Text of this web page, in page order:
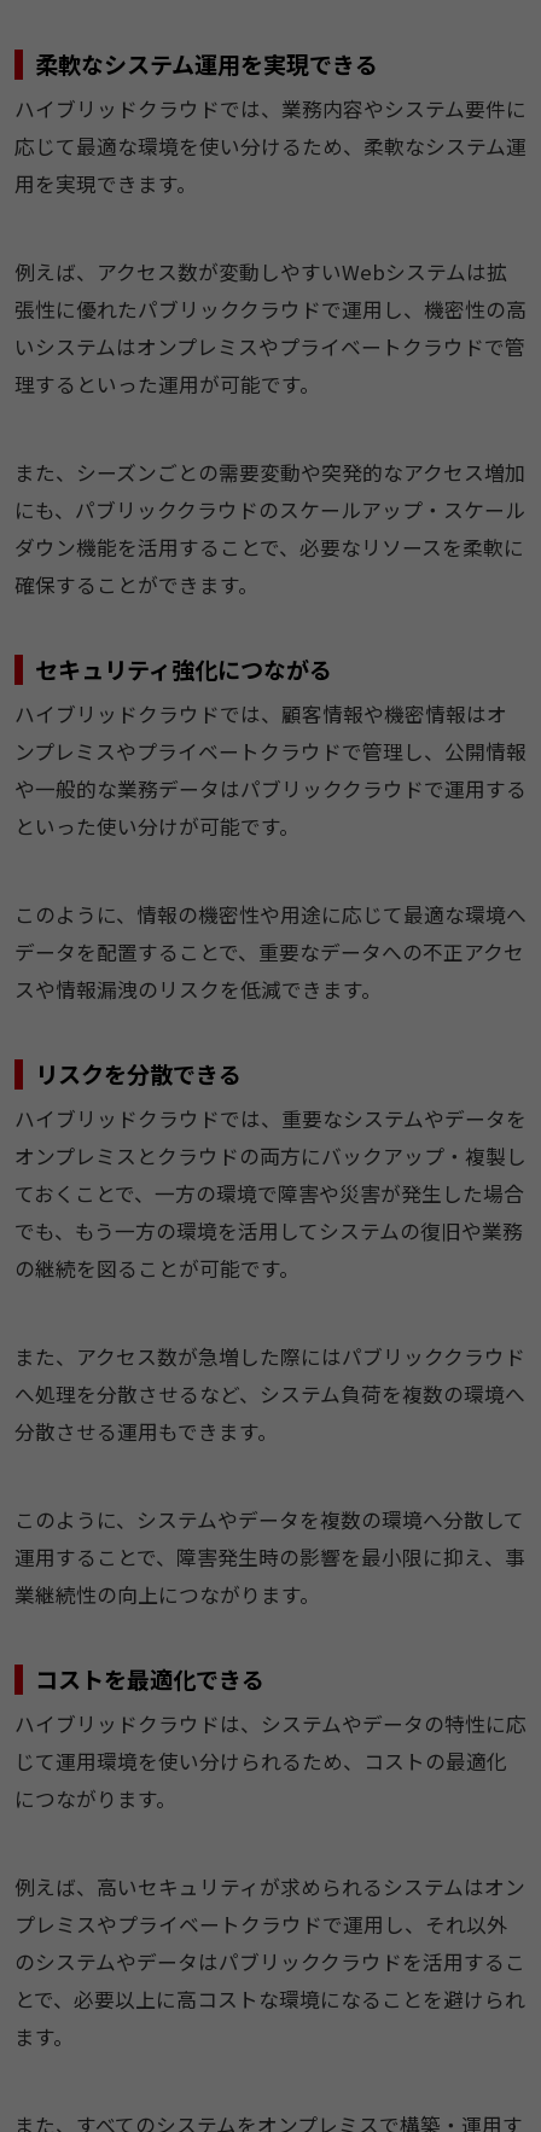
柔軟なシステム運用を実現できる
ハイブリッドクラウドでは、業務内容やシステム要件に
応じて最適な環境を使い分けるため、柔軟なシステム運
用を実現できます。
例えば、アクセス数が変動しやすいWebシステムは拡
張性に優れたパブリッククラウドで運用し、機密性の高
いシステムはオンプレミスやプライベートクラウドで管
理するといった運用が可能です。
また、シーズンごとの需要変動や突発的なアクセス増加
にも、パブリッククラウドのスケールアップ・スケール
ダウン機能を活用することで、必要なリソースを柔軟に
確保することができます。
セキュリティ強化につながる
ハイブリッドクラウドでは、顧客情報や機密情報はオ
ンプレミスやプライベートクラウドで管理し、公開情報
や一般的な業務データはパブリッククラウドで運用する
といった使い分けが可能です。
このように、情報の機密性や用途に応じて最適な環境へ
データを配置することで、重要なデータへの不正アクセ
スや情報漏洩のリスクを低減できます。
リスクを分散できる
ハイブリッドクラウドでは、重要なシステムやデータを
オンプレミスとクラウドの両方にバックアップ・複製し
ておくことで、一方の環境で障害や災害が発生した場合
でも、もう一方の環境を活用してシステムの復旧や業務
の継続を図ることが可能です。
また、アクセス数が急増した際にはパブリッククラウド
へ処理を分散させるなど、システム負荷を複数の環境へ
分散させる運用もできます。
このように、システムやデータを複数の環境へ分散して
運用することで、障害発生時の影響を最小限に抑え、事
業継続性の向上につながります。
コストを最適化できる
ハイブリッドクラウドは、システムやデータの特性に応
じて運用環境を使い分けられるため、コストの最適化
につながります。
例えば、高いセキュリティが求められるシステムはオン
プレミスやプライベートクラウドで運用し、それ以外
のシステムやデータはパブリッククラウドを活用するこ
とで、必要以上に高コストな環境になることを避けられ
ます。
また、すべてのシステムをオンプレミスで構築・運用す